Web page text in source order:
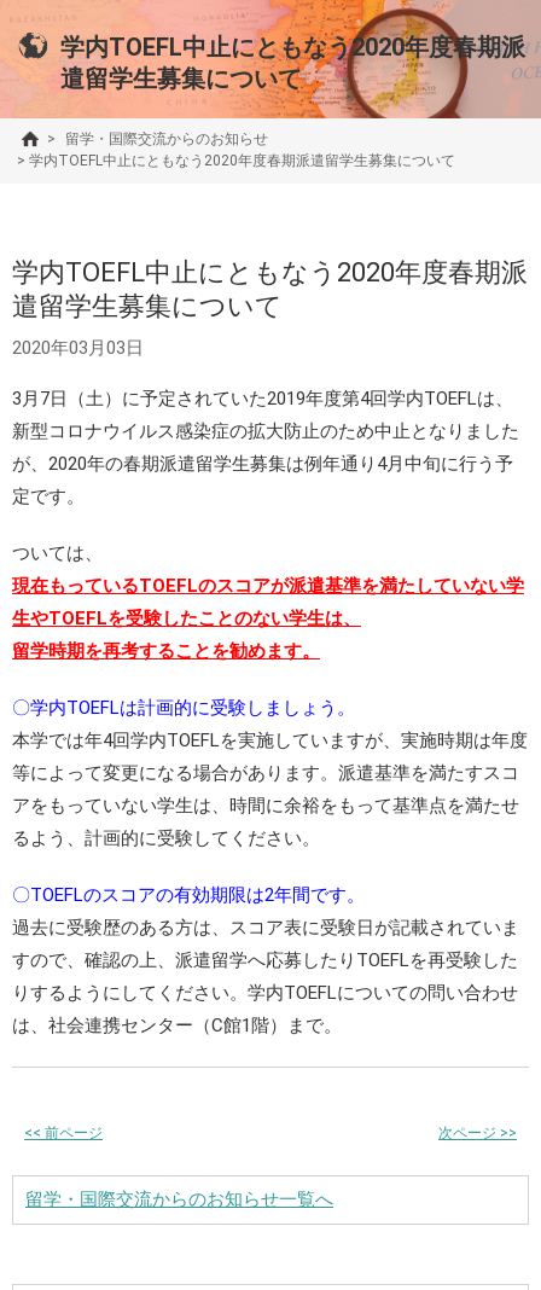
学内TOEFL中止にともなう2020年度春期派
遣留学生募集について
>
留学・国際交流からのお知らせ
> 学内TOEFL中止にともなう2020年度春期派遣留学生募集について
学内TOEFL中止にともなう2020年度春期派
遣留学生募集について
2020年03月03日
3月7日（土）に予定されていた2019年度第4回学内TOEFLは、
新型コロナウイルス感染症の拡大防止のため中止となりました
が、2020年の春期派遣留学生募集は例年通り4月中旬に行う予
定です。
ついては、
現在もっているTOEFLのスコアが派遣基準を満たしていない学
生やTOEFLを受験したことのない学生は、
留学時期を再考することを勧めます。
〇学内TOEFLは計画的に受験しましょう。
本学では年4回学内TOEFLを実施していますが、実施時期は年度
等によって変更になる場合があります。派遣基準を満たすスコ
アをもっていない学生は、時間に余裕をもって基準点を満たせ
るよう、計画的に受験してください。
〇TOEFLのスコアの有効期限は2年間です。
過去に受験歴のある方は、スコア表に受験日が記載されていま
すので、確認の上、派遣留学へ応募したりTOEFLを再受験した
りするようにしてください。学内TOEFLについての問い合わせ
は、社会連携センター（C館1階）まで。
<< 前ページ 次ページ >>
留学・国際交流からのお知らせ一覧へ